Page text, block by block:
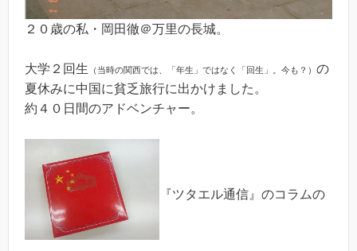
２０歳の私・岡田徹＠万里の長城。
大学２回生 （当時の関西では、「年生」ではなく「回生」。今も？） の
夏休みに中国に貧乏旅行に出かけました。
約４０日間のアドベンチャー。
『ツタエル通信』のコラムの